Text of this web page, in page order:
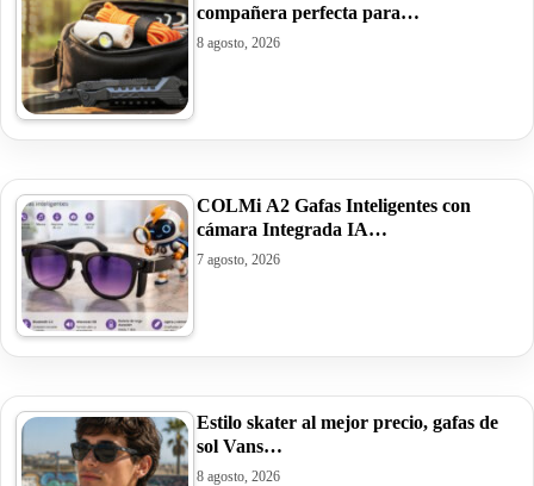
compañera perfecta para…
8 agosto, 2026
COLMi A2 Gafas Inteligentes con
cámara Integrada IA…
7 agosto, 2026
Estilo skater al mejor precio, gafas de
sol Vans…
8 agosto, 2026